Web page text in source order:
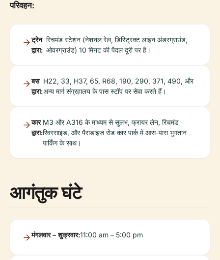
परिवहन:
ट्रेन
द्वारा:
रिचमंड स्टेशन (नेशनल रेल, डिस्ट्रिक्ट लाइन अंडरग्राउंड,
ओवरग्राउंड) 10 मिनट की पैदल दूरी पर है।
बस
द्वारा:
H22, 33, H37, 65, R68, 190, 290, 371, 490, और
अन्य मार्ग संग्रहालय के पास स्टॉप पर सेवा करते हैं।
कार
द्वारा:
M3 और A316 के माध्यम से सुलभ, फ्रायर लेन, रिचमंड
रिवरसाइड, और पैराडाइज रोड कार पार्क में आस-पास भुगतान
पार्किंग के साथ।
आगंतुक घंटे
मंगलवार – शुक्रवार:11:00 am – 5:00 pm